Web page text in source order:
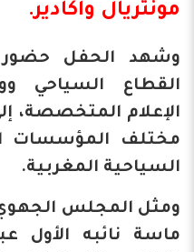
مونتريال وأكادير.
وشهد الحفل حضور
القطاع السياحي
الإعلام المتخصصة،
مختلف المؤسسات
السياحية المغربية.
ومثل المجلس
ماسة نائبه الأول